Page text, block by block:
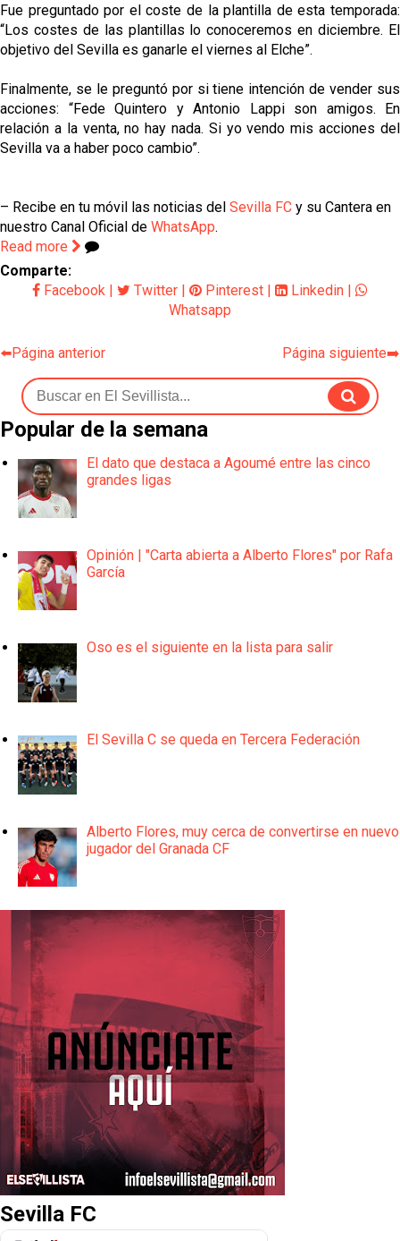
Fue preguntado por el coste de la plantilla de esta temporada:
“Los costes de las plantillas lo conoceremos en diciembre. El
objetivo del Sevilla es ganarle el viernes al Elche”.
Finalmente, se le preguntó por si tiene intención de vender sus
acciones: “Fede Quintero y Antonio Lappi son amigos. En
relación a la venta, no hay nada. Si yo vendo mis acciones del
Sevilla va a haber poco cambio”.
– Recibe en tu móvil las noticias del Sevilla FC y su Cantera en
nuestro Canal Oficial de WhatsApp.
Read more
Comparte:
Facebook | Twitter | Pinterest | Linkedin |
Whatsapp
⬅️Página anterior Página siguiente➡️
Popular de la semana
El dato que destaca a Agoumé entre las cinco
grandes ligas
Opinión | "Carta abierta a Alberto Flores" por Rafa
García
Oso es el siguiente en la lista para salir
El Sevilla C se queda en Tercera Federación
Alberto Flores, muy cerca de convertirse en nuevo
jugador del Granada CF
Sevilla FC